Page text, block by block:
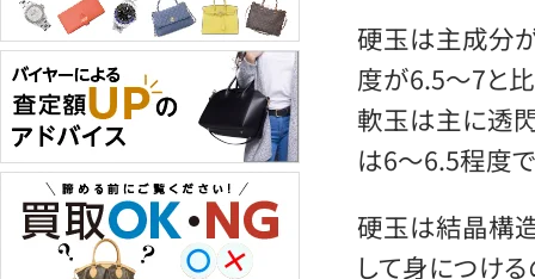
硬玉は主成分
度が6.5〜7と
軟玉は主に透
は6〜6.5程度で
硬玉は結晶構
して身につけ